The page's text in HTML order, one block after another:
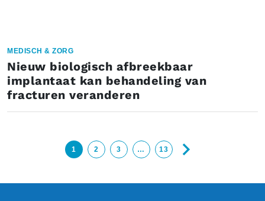
MEDISCH & ZORG
Nieuw biologisch afbreekbaar
implantaat kan behandeling van
fracturen veranderen
1 2 3 … 13